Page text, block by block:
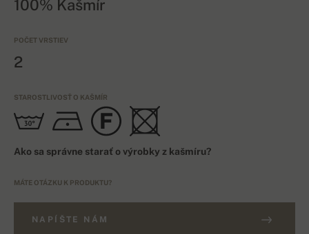
100% Kašmír
POČET VRSTIEV
2
STAROSTLIVOSŤ O KAŠMÍR
Ako sa správne starať o výrobky z kašmíru?
MÁTE OTÁZKU K PRODUKTU?
NAPÍŠTE NÁM